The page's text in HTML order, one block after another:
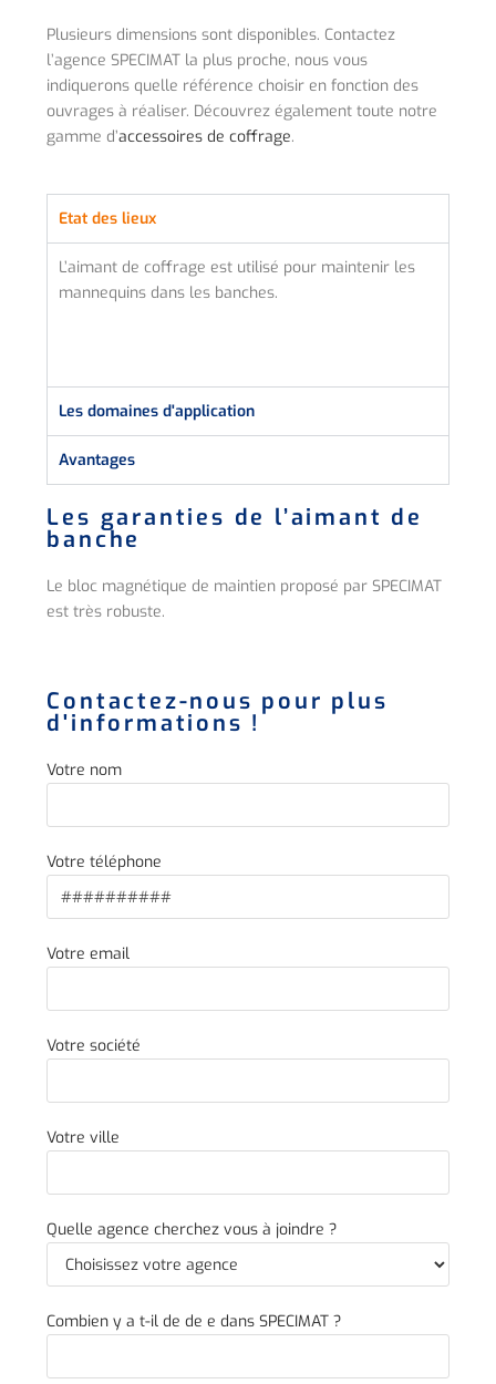
Plusieurs dimensions sont disponibles. Contactez
l’agence SPECIMAT la plus proche, nous vous
indiquerons quelle référence choisir en fonction des
ouvrages à réaliser. Découvrez également toute notre
gamme d’accessoires de coffrage.
Etat des lieux
L’aimant de coffrage est utilisé pour maintenir les
mannequins dans les banches.
Les domaines d'application
Avantages
Les garanties de l’aimant de
banche
Le bloc magnétique de maintien proposé par SPECIMAT
est très robuste.
Contactez-nous pour plus
d'informations !
Votre nom
Votre téléphone
Votre email
Votre société
Votre ville
Quelle agence cherchez vous à joindre ?
Combien y a t-il de de e dans SPECIMAT ?